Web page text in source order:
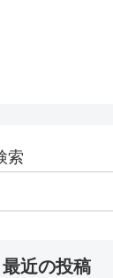
索
最近の投稿